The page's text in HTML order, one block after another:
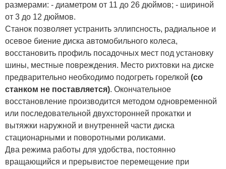
размерами: - диаметром от 11 до 26 дюймов; - шириной
от 3 до 12 дюймов.
Станок позволяет устранить эллипсность, радиальное и
осевое биение диска автомобильного колеса,
восстановить профиль посадочных мест под установку
шины, местные повреждения. Место рихтовки на диске
предварительно необходимо подогреть горелкой (со
станком не поставляется). Окончательное
восстановление производится методом одновременной
или последовательной двухсторонней прокатки и
вытяжки наружной и внутренней части диска
стационарными и поворотными роликами.
Два режима работы для удобства, постоянно
вращающийся и прерывистое перемещение при